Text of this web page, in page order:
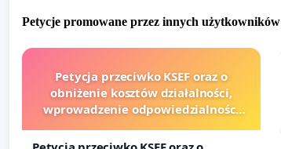
Petycje promowane przez innych użytkowników
Petycja przeciwko KSEF oraz o
obniżenie kosztów działalności,
wprowadzenie odpowiedzialności
sędziów